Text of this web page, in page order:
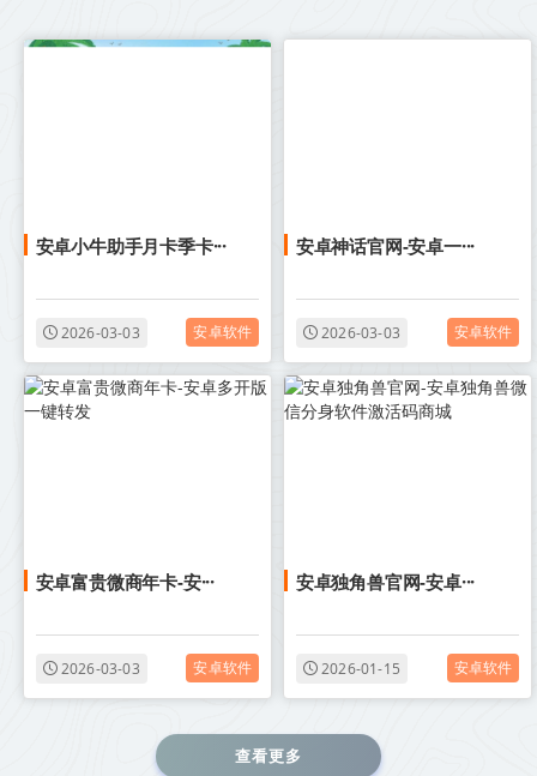
安卓小牛助手月卡季卡···
2026-03-03 安卓软件
安卓神话官网-安卓一···
2026-03-03 安卓软件
安卓富贵微商年卡-安···
2026-03-03 安卓软件
安卓独角兽官网-安卓···
2026-01-15 安卓软件
查看更多